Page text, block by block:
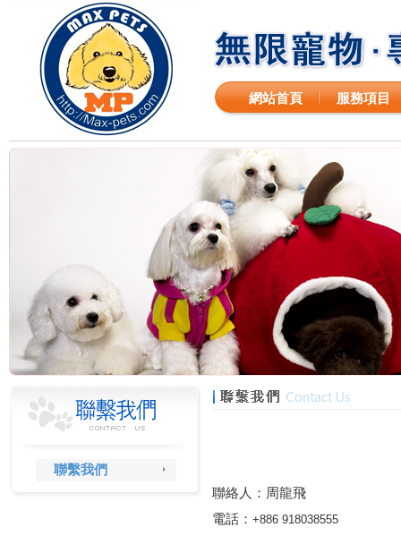
網站首頁 服務項目
聯繫我們
聯絡人：周龍飛
電話： +886 918038555